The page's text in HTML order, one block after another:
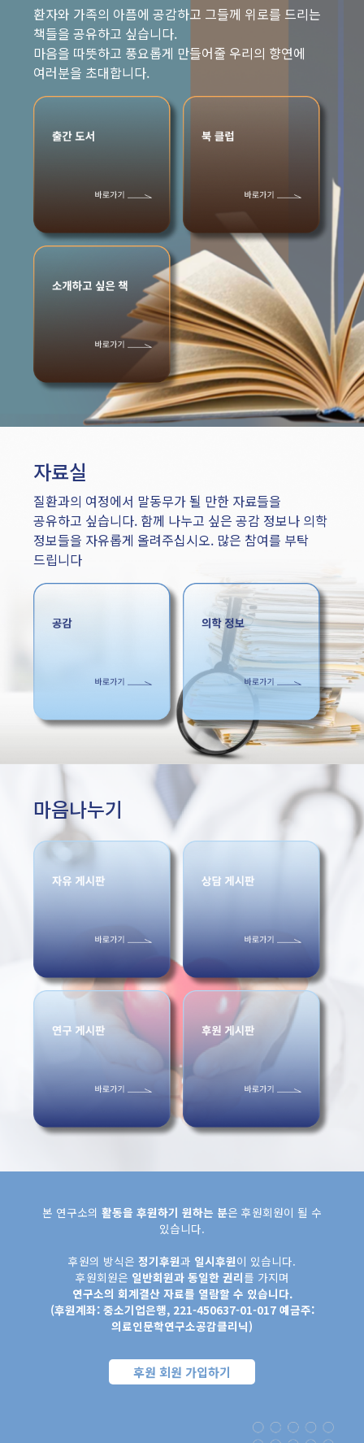
환자와 가족의 아픔에 공감하고 그들께 위로를 드리는
책들을 공유하고 싶습니다.
마음을 따뜻하고 풍요롭게 만들어줄 우리의 향연에
여러분을 초대합니다.
자료실
질환과의 여정에서 말동무가 될 만한 자료들을
공유하고 싶습니다. 함께 나누고 싶은 공감 정보나 의학
정보들을 자유롭게 올려주십시오. 많은 참여를 부탁
드립니다
마음나누기
본 연구소의 활동을 후원하기 원하는 분은 후원회원이 될 수
있습니다.
후원의 방식은 정기후원과 일시후원이 있습니다.
후원회원은 일반회원과 동일한 권리를 가지며
연구소의 회계결산 자료를 열람할 수 있습니다.
(후원계좌: 중소기업은행, 221-450637-01-017 예금주:
의료인문학연구소공감클리닉)
후원 회원 가입하기